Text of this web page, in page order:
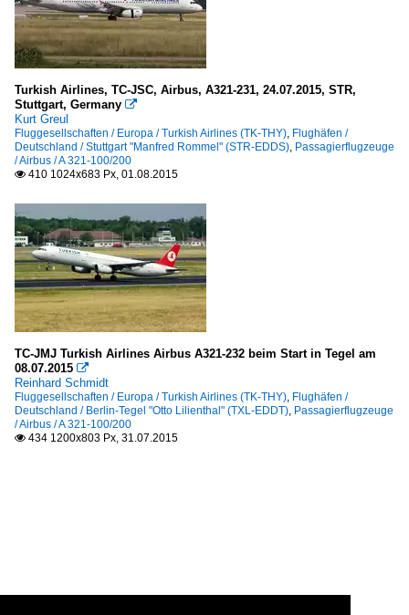
Turkish Airlines, TC-JSC, Airbus, A321-231, 24.07.2015, STR,
Stuttgart, Germany 
Kurt Greul
Fluggesellschaften / Europa / Turkish Airlines (TK-THY), Flughäfen /
Deutschland / Stuttgart "Manfred Rommel" (STR-EDDS), Passagierflugzeuge
/ Airbus / A 321-100/200
 410 1024x683 Px, 01.08.2015
TC-JMJ Turkish Airlines Airbus A321-232 beim Start in Tegel am
08.07.2015 
Reinhard Schmidt
Fluggesellschaften / Europa / Turkish Airlines (TK-THY), Flughäfen /
Deutschland / Berlin-Tegel "Otto Lilienthal" (TXL-EDDT), Passagierflugzeuge
/ Airbus / A 321-100/200
 434 1200x803 Px, 31.07.2015